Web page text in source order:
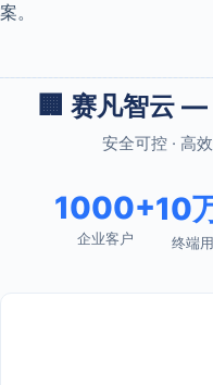
案。
🏢 赛凡智云
安全可控 · 高
1000+
企业客户
10
终端